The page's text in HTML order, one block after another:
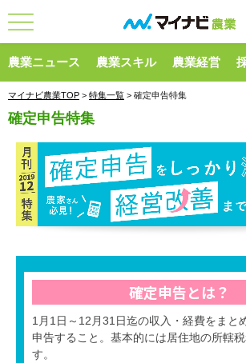
農業ニュース 農業スキル 農業経営
マイナビ農業TOP > 特集一覧 > 確定申告特集
確定申告特集
確定申告とは？
1月1日～12月31日迄の収入・経費をまと
申告すること。基本的には居住地の所轄
す。